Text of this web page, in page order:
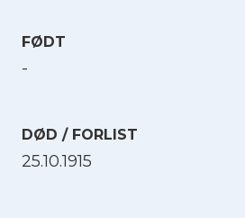
FØDT
-
DØD / FORLIST
25.10.1915